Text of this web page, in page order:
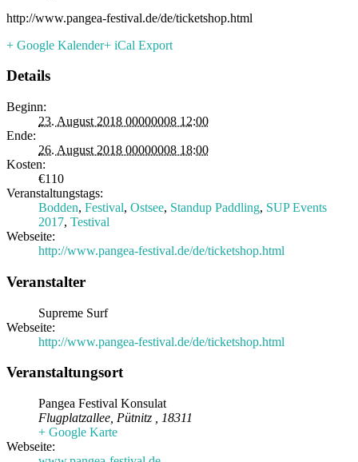
http://www.pangea-festival.de/de/ticketshop.html
+ Google Kalender+ iCal Export
Details
Beginn:
23. August 2018 00000008 12:00
Ende:
26. August 2018 00000008 18:00
Kosten:
€110
Veranstaltungstags:
Bodden, Festival, Ostsee, Standup Paddling, SUP Events
2017, Testival
Webseite:
http://www.pangea-festival.de/de/ticketshop.html
Veranstalter
Supreme Surf
Webseite:
http://www.pangea-festival.de/de/ticketshop.html
Veranstaltungsort
Pangea Festival Konsulat
Flugplatzallee Pütnitz
18311
+ Google Karte
Webseite: